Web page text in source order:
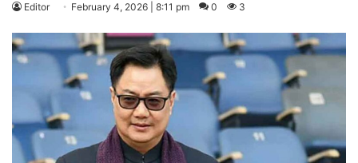
Editor February 4, 2026 | 8:11 pm 0 3